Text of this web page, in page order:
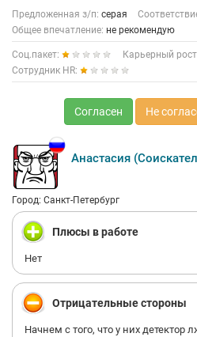
Предложенная з/п: серая
Общее впечатление: не рекомендую
Соц.пакет:
Карьерный
Сотрудник HR:
Согласен Не
Анастасия
Город: Санкт-Петербург
Плюсы в работе
Нет
Отрицательные стороны
Начнем с того, что у них